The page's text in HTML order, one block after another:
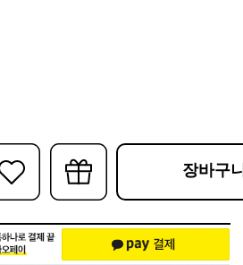
장바구니